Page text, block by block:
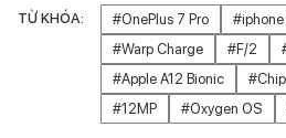
TỪ KHÓA: #OnePlus 7 Pro #iphone
#Warp Charge
#F/2
#Apple A12 Bionic
#12MP
#Oxygen OS